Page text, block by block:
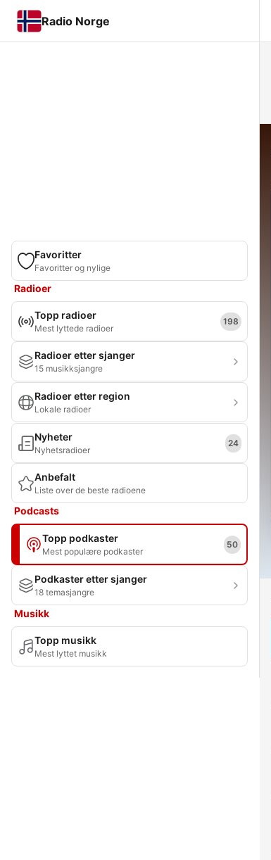
Radio Norge
Favoritter
Favoritter og nylige
Radioer
Topp radioer
Mest lyttede radioer
198
Radioer etter sjanger
15 musikksjangre
Radioer etter region
Lokale radioer
Nyheter
Nyhetsradioer
24
Anbefalt
Liste over de beste radioene
Podcasts
Topp podkaster
Mest populære podkaster
50
Podkaster etter sjanger
18 temasjangre
Musikk
Topp musikk
Mest lyttet musikk